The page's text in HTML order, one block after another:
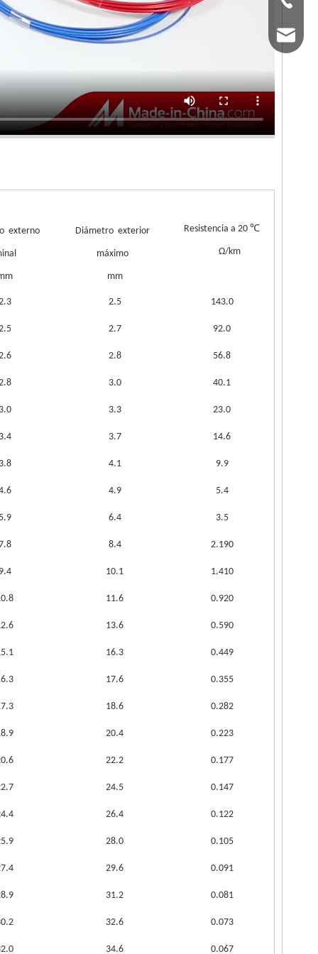
Resistencia a 20 ℃
Ω/km
externo Diámetro exterior
máximo
mm
2.5 143.0
2.7 92.0
2.8 56.8
3.0 40.1
3.0 3.3 23.0
3.4 3.7 14.6
3.8 4.1 9.9
4.9 5.4
5.9 6.4 3.5
8.4 2.190
9.4 10.1 1.410
11.6 0.920
13.6 0.590
16.3 0.449
17.6 0.355
18.6 0.282
20.4 0.223
22.2 0.177
24.5 0.147
26.4 0.122
28.0 0.105
29.6 0.091
31.2 0.081
32.6 0.073
34.6 0.067
Sr.